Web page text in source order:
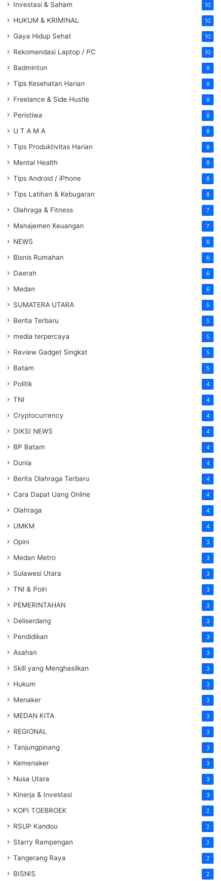
Investasi & Saham 10
HUKUM & KRIMINAL 10
Gaya Hidup Sehat 10
Rekomendasi Laptop / PC 10
Badminton 9
Tips Kesehatan Harian 9
Freelance & Side Hustle 9
Peristiwa 8
U T A M A 8
Tips Produktivitas Harian 8
Mental Health 8
Tips Android / iPhone 8
Tips Latihan & Kebugaran 8
Olahraga & Fitness 7
Manajemen Keuangan 7
NEWS 6
Bisnis Rumahan 6
Daerah 6
Medan 6
SUMATERA UTARA 5
Berita Terbaru 5
media terpercaya 5
Review Gadget Singkat 5
Batam 5
Politik 4
TNI 4
Cryptocurrency 4
DIKSI NEWS 4
BP Batam 4
Dunia 4
Berita Olahraga Terbaru 4
Cara Dapat Uang Online 4
Olahraga 4
UMKM 4
Opini 3
Medan Metro 3
Sulawesi Utara 3
TNI & Polri 3
PEMERINTAHAN 3
Deliserdang 3
Pendidikan 3
Asahan 3
Skill yang Menghasilkan 3
Hukum 3
Menaker 3
MEDAN KITA 3
REGIONAL 3
Tanjungpinang 3
Kemenaker 3
Nusa Utara 3
Kinerja & Investasi 3
KOPI TOEBROEK 2
RSUP Kandou 2
Starry Rampengan 2
Tangerang Raya 2
BISNIS 2